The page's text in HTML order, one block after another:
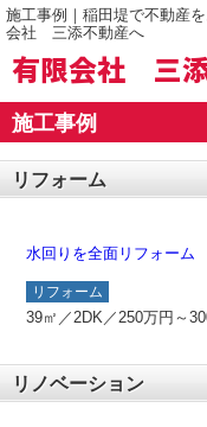
施工事例｜稲田堤で不動産
会社 三添不動産へ
有限会社 三
施工事例
リフォーム
水回りを全面リフォーム
リフォーム
39㎡／2DK／250万円～
リノベーション